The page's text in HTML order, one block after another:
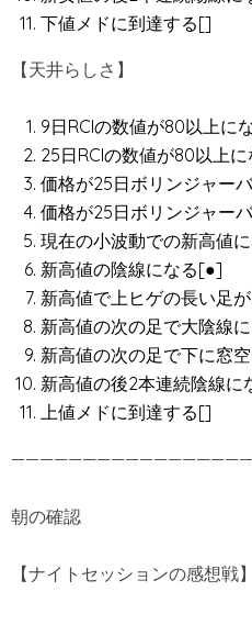
下値メドに到達する[]
【天井らしさ】
9日RCIの数値が80以上に
25日RCIの数値が80以上
価格が25日ボリンジャー
価格が25日ボリンジャー
現在の小波動での新高値
新高値の陰線になる[●]
新高値で上ヒゲの長い足
新高値の次の足で大陰線
新高値の次の足で下に窓
新高値の後2本連続陰線に
上値メドに到達する[]
朝の確認
【ナイトセッションの感想戦】